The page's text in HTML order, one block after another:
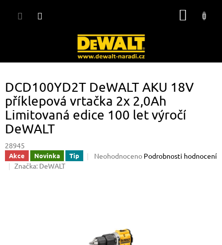
DCD100YD2T DeWALT AKU 18V
příklepová vrtačka 2x 2,0Ah
Limitovaná edice 100 let výročí
DeWALT
28945
Akce Novinka Tip
Průměrné
Neohodnoceno Podrobnosti hodnocení
Značka: DeWALT